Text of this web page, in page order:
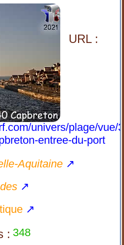
URL :
univers/plage/vue/
entree-du-port
Aquitaine ↗
↗
↗
: 348